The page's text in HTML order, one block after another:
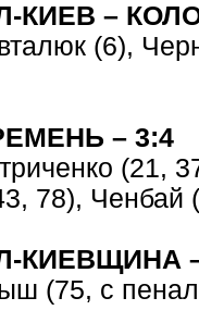
КИЕВ –
(6),
– 3:4
(21,
78), Ченбай
КИЕВЩИНА
(75, с